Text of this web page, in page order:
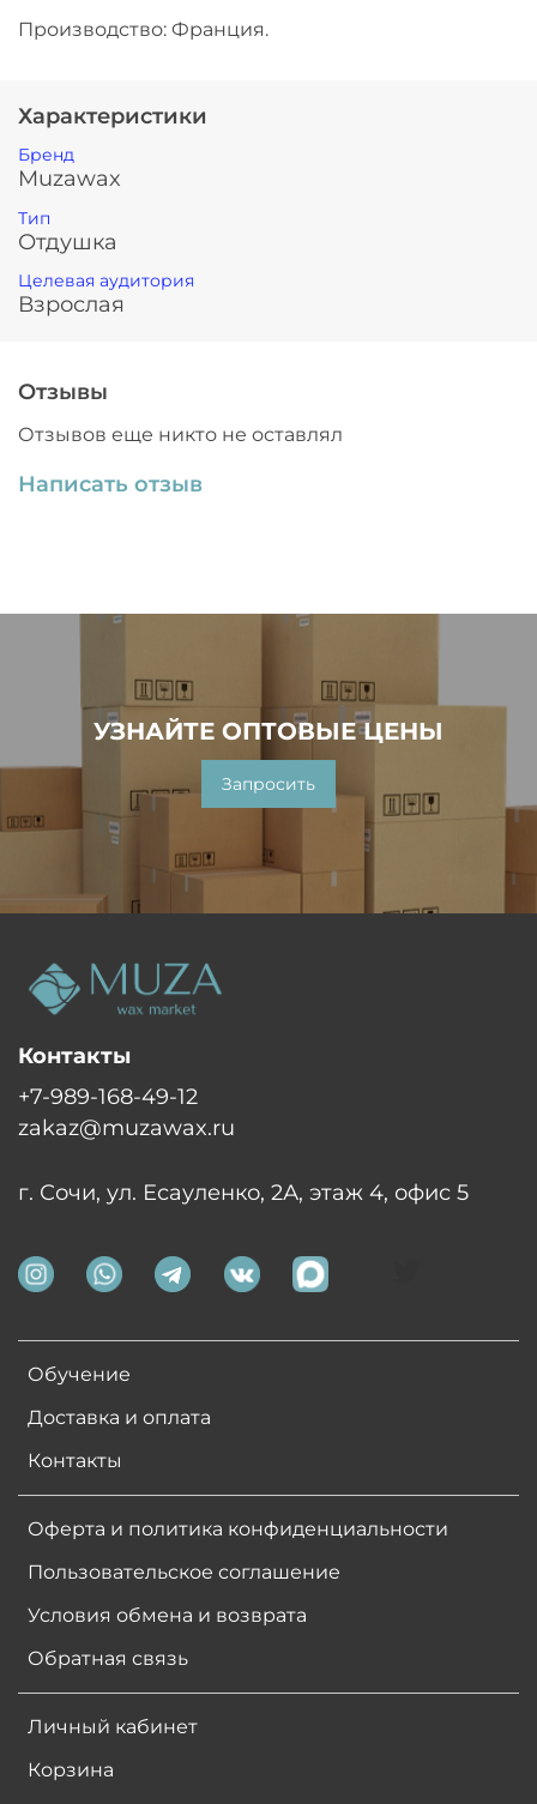
Производство: Франция.
Характеристики
Бренд
Muzawax
Тип
Отдушка
Целевая аудитория
Взрослая
Отзывы
Отзывов еще никто не оставлял
Написать отзыв
УЗНАЙТЕ ОПТОВЫЕ ЦЕНЫ
Запросить
Обучение
Доставка и оплата
Контакты
Оферта и политика конфиденциальности
Пользовательское соглашение
Условия обмена и возврата
Обратная связь
Личный кабинет
Корзина
Контакты
+7-989-168-49-12
zakaz@muzawax.ru
г. Сочи, ул. Есауленко, 2А, этаж 4, офис 5